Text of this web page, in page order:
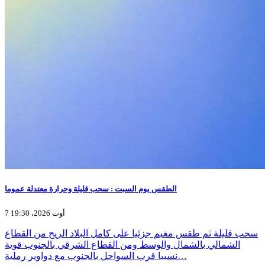
الطقس يوم السبت : سحب قليلة وحرارة معتدلة عموما
7 أوت 2026، 19:30
سحب قليلة ثم طقس مغيم جزئيا على كامل البلاد الريح من القطاع
الشمالي بالشمال والوسط ومن القطاع الشرقي بالجنوب قوية
نسبيا قرب السواحل بالجنوب مع دواوير رملية…